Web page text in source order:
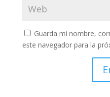
Guarda mi nombre,
este navegador para la